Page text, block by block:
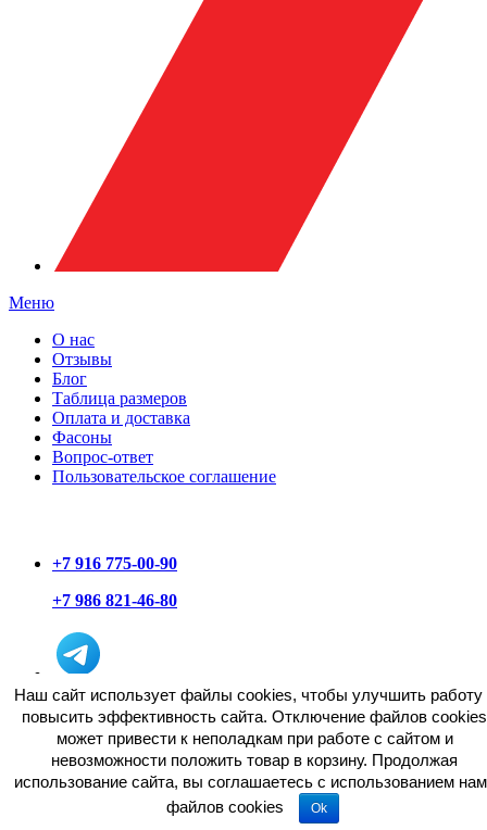
Меню
О нас
Отзывы
Блог
Таблица размеров
Оплата и доставка
Фасоны
Вопрос-ответ
Пользовательское соглашение
+7 916 775-00-90
+7 986 821-46-80
Обратный звонок
Наш сайт использует файлы cookies, чтобы улучшить работу
повысить эффективность сайта. Отключение файлов cookies
может привести к неполадкам при работе с сайтом и
невозможности положить товар в корзину. Продолжая
использование сайта, вы соглашаетесь c использованием
файлов cookies
Ok